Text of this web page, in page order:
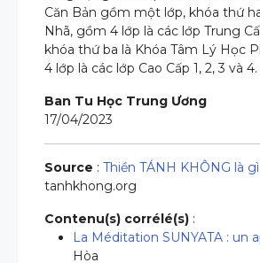
Căn Bản gồm một lớp, khóa thứ
Nhã, gồm 4 lớp là các lớp Trung
khóa thứ ba là Khóa Tâm Lý Học
4 lớp là các lớp Cao Cấp 1, 2, 3 và 4.
Ban Tu Học Trung Ương
17/04/2023
Source : Thiền TÁNH KHÔNG là
tanhkhong.org
Contenu(s) corrélé(s) :
La Méditation SUNYATA : un
Hòa